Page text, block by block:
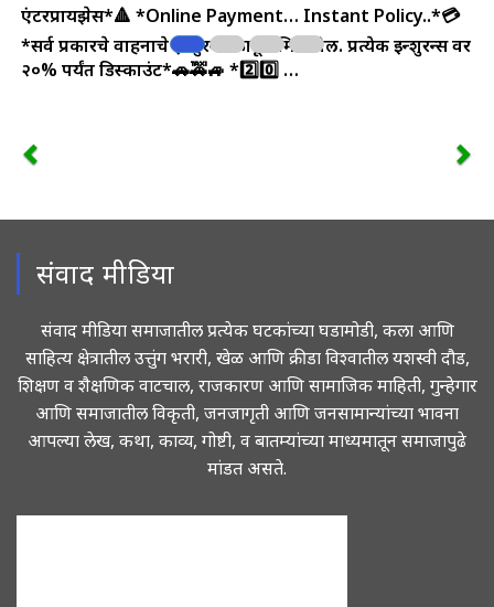
एंटरप्रायझेस*🔺 *Online Payment… Instant Policy..*💳
*सर्व प्रकारचे वाहनाचे इन्शुरन्स काढून मिळतील. प्रत्येक इन्शुरन्स वर
२०% पर्यंत डिस्काउंट*🚗🚕🚙 *2️⃣0️⃣ …
संवाद मीडिया
संवाद मीडिया समाजातील प्रत्येक घटकांच्या घडामोडी, कला आणि
साहित्य क्षेत्रातील उत्तुंग भरारी, खेळ आणि क्रीडा विश्वातील यशस्वी दौड,
शिक्षण व शैक्षणिक वाटचाल, राजकारण आणि सामाजिक माहिती, गुन्हेगार
आणि समाजातील विकृती, जनजागृती आणि जनसामान्यांच्या भावना
आपल्या लेख, कथा, काव्य, गोष्टी, व बातम्यांच्या माध्यमातून समाजापुढे
मांडत असते.